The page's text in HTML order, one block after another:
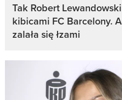
Tak Robert
kibicami FC Barcelony.
zalała się łzami